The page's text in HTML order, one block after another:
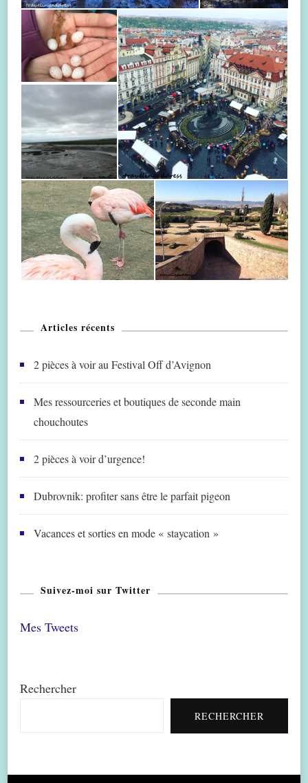
Articles récents
2 pièces à voir au Festival Off d’Avignon
Mes ressourceries et boutiques de seconde main
chouchoutes
2 pièces à voir d’urgence!
Dubrovnik: profiter sans être le parfait pigeon
Vacances et sorties en mode « staycation »
Suivez-moi sur Twitter
Mes Tweets
Rechercher
RECHERCHER